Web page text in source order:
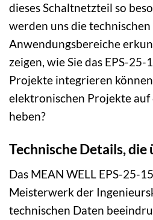
dieses Schaltnetzteil so
werden uns die
Anwendungsbereiche
zeigen, wie Sie das EPS-
Projekte integrieren
elektronischen Projekte auf
heben?
Technische Details, die
Das MEAN WELL EPS-25-
Meisterwerk der
technischen Daten